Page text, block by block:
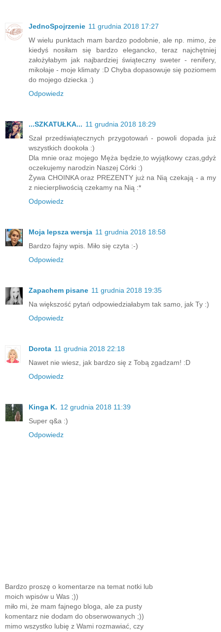
JednoSpojrzenie 11 grudnia 2018 17:27
W wielu punktach mam bardzo podobnie, ale np. mimo, że
kiedyś nosiłam się bardzo elegancko, teraz najchętniej
założyłabym jak najbardziej świąteczny sweter - renifery,
mikołaje - moje klimaty :D Chyba dopasowuje się poziomem
do mojego dziecka :)
Odpowiedz
...SZKATUŁKA... 11 grudnia 2018 18:29
Szał przedświątecznych przygotowań - powoli dopada już
wszystkich dookoła :)
Dla mnie oraz mojego Męża będzie,to wyjątkowy czas,gdyż
oczekujemy narodzin Naszej Córki :)
Żywa CHOINKA oraz PREZENTY już na Nią czekają - a my
z niecierpliwością czekamy na Nią :*
Odpowiedz
Moja lepsza wersja 11 grudnia 2018 18:58
Bardzo fajny wpis. Miło się czyta :-)
Odpowiedz
Zapachem pisane 11 grudnia 2018 19:35
Na większość pytań odpowiedziałabym tak samo, jak Ty :)
Odpowiedz
Dorota 11 grudnia 2018 22:18
Nawet nie wiesz, jak bardzo się z Tobą zgadzam! :D
Odpowiedz
Kinga K. 12 grudnia 2018 11:39
Super q&a :)
Odpowiedz
Bardzo proszę o komentarze na temat notki lub
moich wpisów u Was ;))
miło mi, że mam fajnego bloga, ale za pusty
komentarz nie dodam do obserwowanych ;))
mimo wszystko lubię z Wami rozmawiać, czy